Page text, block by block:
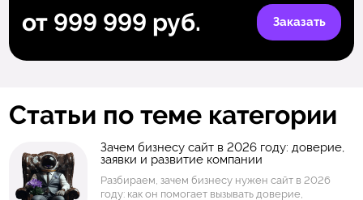
от 999 999 руб. Заказать
Статьи по теме категории
Зачем бизнесу сайт в 2026 году: доверие,
заявки и развитие компании
Разбираем, зачем бизнесу нужен сайт в 2026
году: как он помогает вызывать доверие,